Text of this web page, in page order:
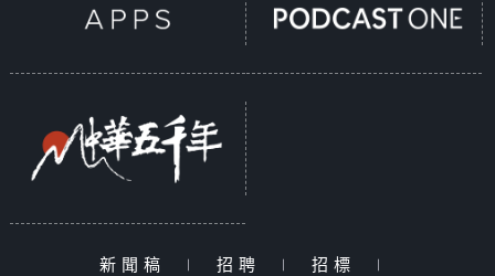
新聞稿 | 招聘 | 招標
|